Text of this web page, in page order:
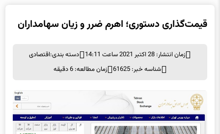
شناسه خبر: 61625
زمان مطالعه: 6 دقیقه